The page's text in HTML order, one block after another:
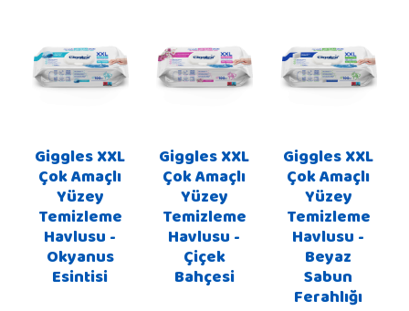
Giggles XXL
Çok Amaçlı
Yüzey
Temizleme
Havlusu -
Okyanus
Esintisi
Giggles XXL
Çok Amaçlı
Yüzey
Temizleme
Havlusu -
Çiçek
Bahçesi
Giggles XXL
Çok Amaçlı
Yüzey
Temizleme
Havlusu -
Beyaz
Sabun
Ferahlığı